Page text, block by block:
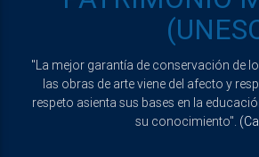
"La mejor garantía de conservación de
las obras de arte viene del afecto y
respeto asienta sus bases en la
su conocimiento".